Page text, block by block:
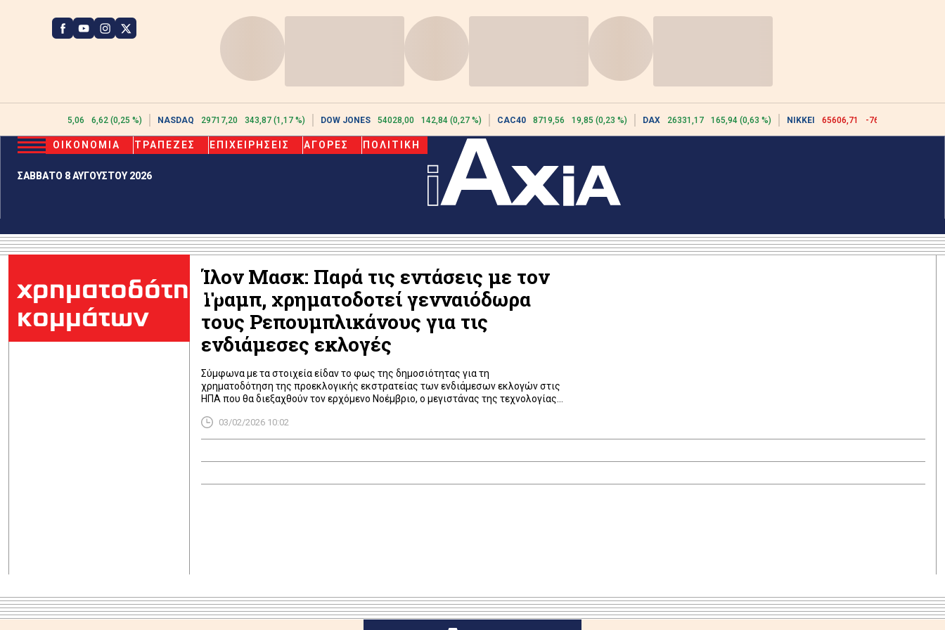
2615,06 6,62 (0,25 %) NASDAQ 29717,20 343,87 (1,17 %) DOW JONES 54028,00 142,84 (0,27 %) CAC40 8719,56 19,85 (0,23 %) DAX 26331,17 165,94 (0,63 %) NIKKEI 65606,71 -76,55 (-0,12 %)
ΣΑΒΒΑΤΟ 8 ΑΥΓΟΥΣΤΟΥ 2026
ΟΙΚΟΝΟΜΙΑ ΤΡΑΠΕΖΕΣ ΕΠΙΧΕΙΡΗΣΕΙΣ ΑΓΟΡΕΣ ΠΟΛΙΤΙΚΗ
χρηματοδότηση
κομμάτων
Ίλον Μασκ: Παρά τις εντάσεις με τον
Τραμπ, χρηματοδοτεί γενναιόδωρα
τους Ρεπουμπλικάνους για τις
ενδιάμεσες εκλογές
Σύμφωνα με τα στοιχεία είδαν το φως της δημοσιότητας για τη
χρηματοδότηση της προεκλογικής εκστρατείας των ενδιάμεσων εκλογών στις
ΗΠΑ που θα διεξαχθούν τον ερχόμενο Νοέμβριο, ο μεγιστάνας της τεχνολογίας
δράσης (PAC) των Ρεπουμπλικάνων στο τέλος του περασμένου έτους,
αναλαμβάνοντας κατά τα φαινόμενα για άλλη […]
03/02/2026 10:02